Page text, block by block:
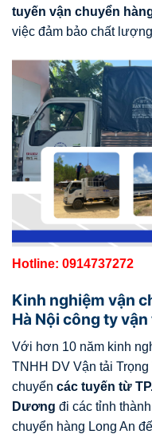
tuyến vận chuyển
việc đảm bảo chất
Hotline: 0914737272
Kinh nghiệm vận
Hà Nội công ty
Với hơn 10 năm kinh
TNHH DV Vận tải
chuyển các tuyến từ
Dương đi các tỉnh
chuyển hàng Long An